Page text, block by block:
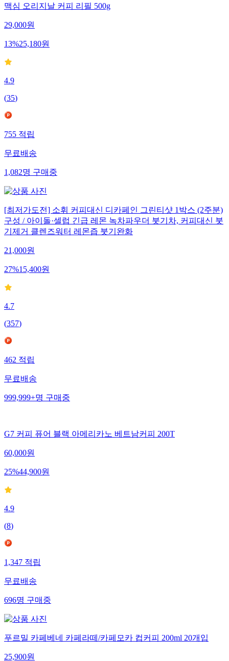
맥심 오리지날 커피 리필 500g
29,000원
13%25,180원
4.9
(35)
755적립
무료배송
1,082명구매중
[최저가도전] 소휘 커피대신 디카페인 그린티샷 1박스 (2주분)
구성 / 아이돌·셀럽 긴급 레몬 녹차파우더 붓기차, 커피대신 붓
기제거 클렌즈워터 레몬즙 붓기완화
21,000원
27%15,400원
4.7
(357)
462적립
무료배송
999,999+명구매중
G7 커피 퓨어 블랙 아메리카노 베트남커피 200T
60,000원
25%44,900원
4.9
(8)
1,347적립
무료배송
696명구매중
푸르밀 카페베네 카페라떼/카페모카 컵커피 200ml 20개입